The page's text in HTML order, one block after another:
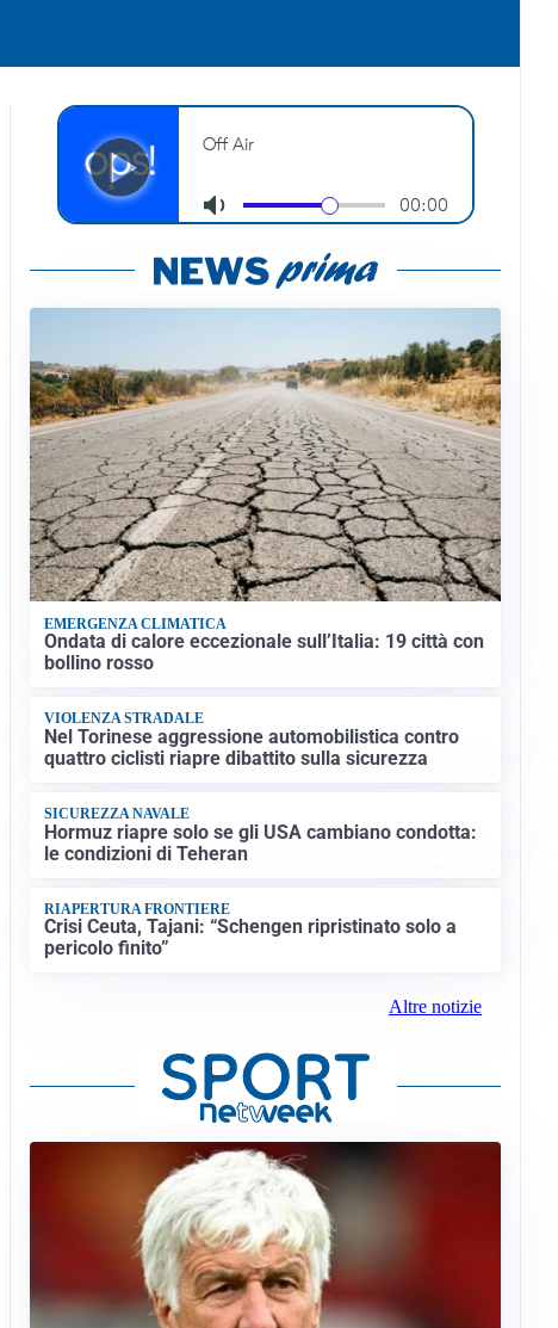
EMERGENZA CLIMATICA
Ondata di calore eccezionale sull’Italia: 19 città con
bollino rosso
VIOLENZA STRADALE
Nel Torinese aggressione automobilistica contro
quattro ciclisti riapre dibattito sulla sicurezza
SICUREZZA NAVALE
Hormuz riapre solo se gli USA cambiano condotta:
le condizioni di Teheran
RIAPERTURA FRONTIERE
Crisi Ceuta, Tajani: “Schengen ripristinato solo a
pericolo finito”
Altre notizie